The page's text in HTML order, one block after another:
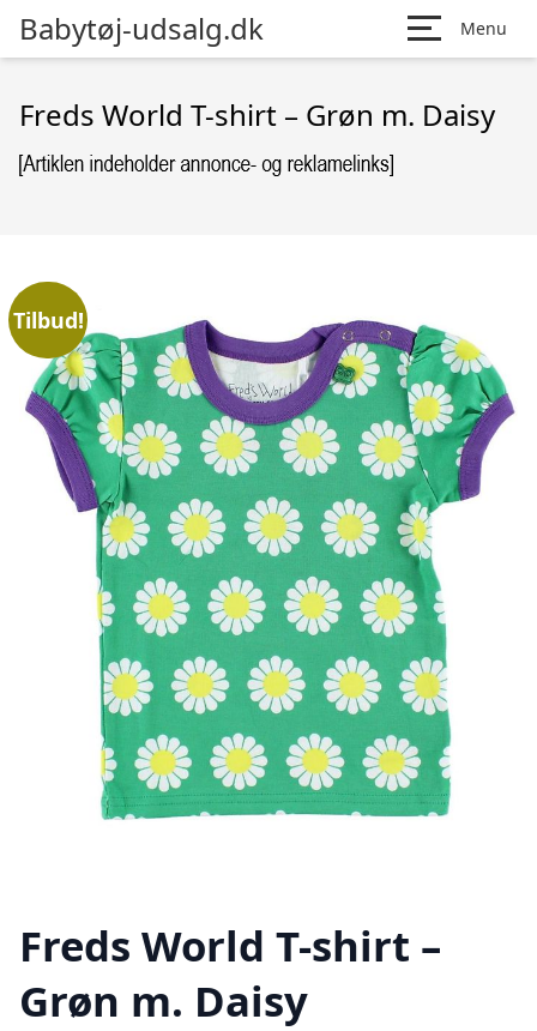
Babytøj-udsalg.dk Menu
Freds World T-shirt – Grøn m. Daisy
Tilbud!
Freds World T-shirt –
Grøn m. Daisy